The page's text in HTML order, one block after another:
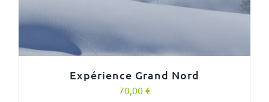
Expérience Grand Nord
70,00 €